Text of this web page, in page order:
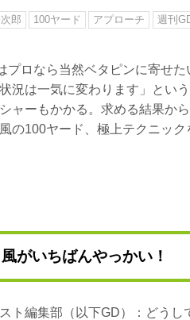
郎 100ヤード アプローチ 週刊
プロなら当然ベタピンに寄せ
状況は一気に変わります」とい
ャーもかかる。求める結果か
の100ヤード、極上テクニック
がいちばんやっかい！
ト編集部（以下GD）：どう